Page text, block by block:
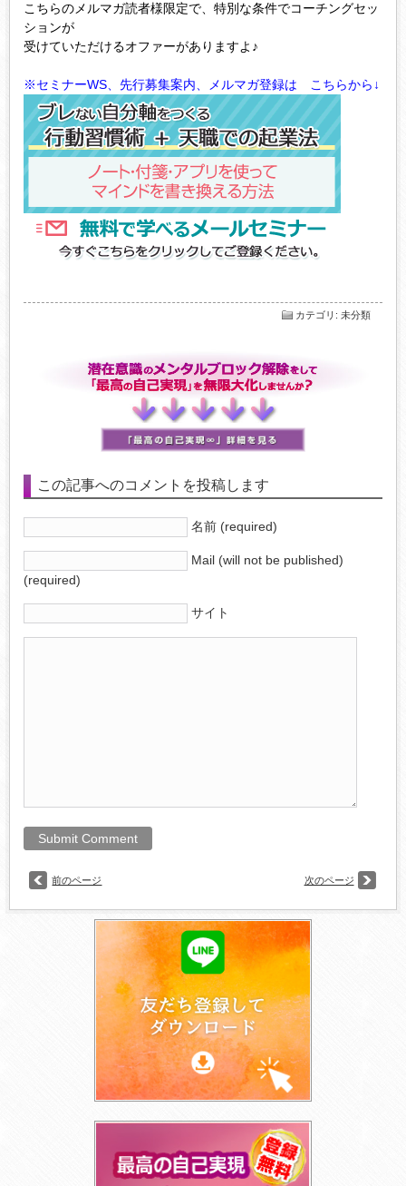
こちらのメルマガ読者様限定で、特別な条件でコーチングセッ
ションが
受けていただけるオファーがありますよ♪
※セミナーWS、先行募集案内、メルマガ登録は こちらから↓
カテゴリ : 未分類
この記事へのコメントを投稿します
名前 (required)
Mail (will not be published)
(required)
サイト
前のページ 次のページ